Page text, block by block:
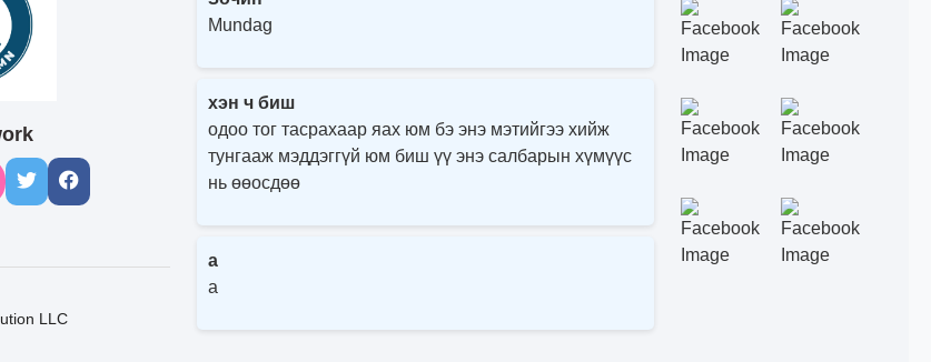
LLC
Mundag
хэн ч биш
одоо тог тасрахаар яах юм бэ энэ мэтийгээ хийж
тунгааж мэддэггүй юм биш үү энэ салбарын хүмүүс
нь өөосдөө
a
a